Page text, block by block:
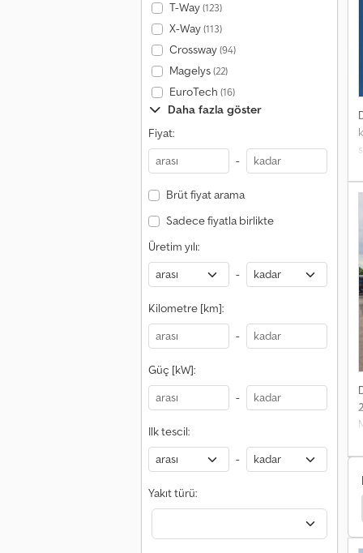
T-Way(123)
X-Way(113)
Crossway(94)
Magelys(22)
EuroTech (16)
Daha fazla göster
Fiyat:
-
Brüt fiyat arama
Sadece fiyatla birlikte
Üretim yılı:
-
Kilometre [km]:
-
Güç [kW]:
-
Ilk tescil:
-
Yakıt türü:
2
Opel Platform Kamyonu Nissan Platform Kamyonu